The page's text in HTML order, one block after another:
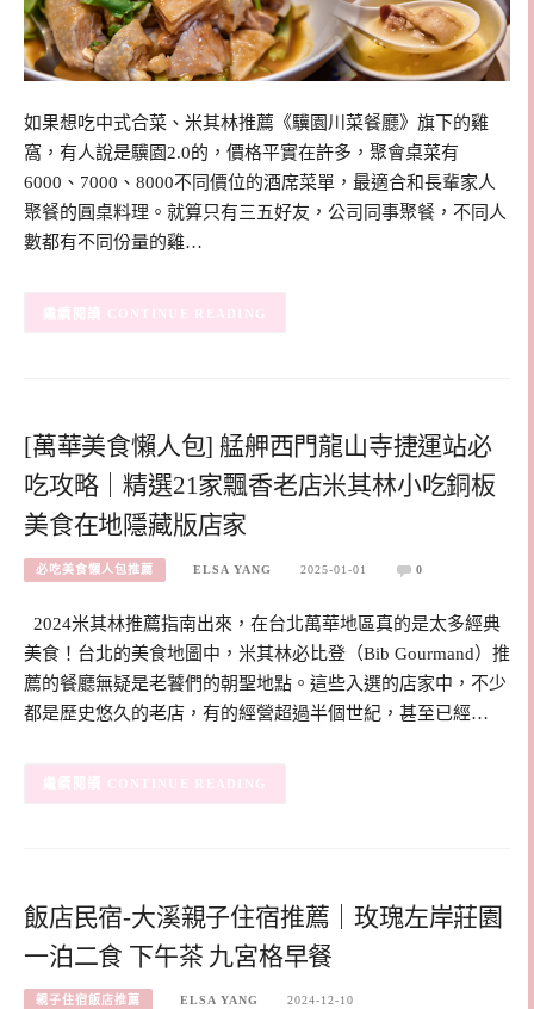
如果想吃中式合菜、米其林推薦《驥園川菜餐廳》旗下的雞
窩，有人說是驥園2.0的，價格平實在許多，聚會桌菜有
6000、7000、8000不同價位的酒席菜單，最適合和長輩家人
聚餐的圓桌料理。就算只有三五好友，公司同事聚餐，不同人
數都有不同份量的雞…
CONTINUE READING
[萬華美食懶人包] 艋舺西門龍山寺捷運站必
吃攻略｜精選21家飄香老店米其林小吃銅板
美食在地隱藏版店家
必吃美食懶人包推薦 ELSA YANG 2025-01-01 0
2024米其林推薦指南出來，在台北萬華地區真的是太多經典
美食！台北的美食地圖中，米其林必比登（Bib Gourmand）推
薦的餐廳無疑是老饕們的朝聖地點。這些入選的店家中，不少
都是歷史悠久的老店，有的經營超過半個世紀，甚至已經…
CONTINUE READING
飯店民宿-大溪親子住宿推薦｜玫瑰左岸莊園
一泊二食 下午茶 九宮格早餐
親子住宿飯店推薦 ELSA YANG 2024-12-10